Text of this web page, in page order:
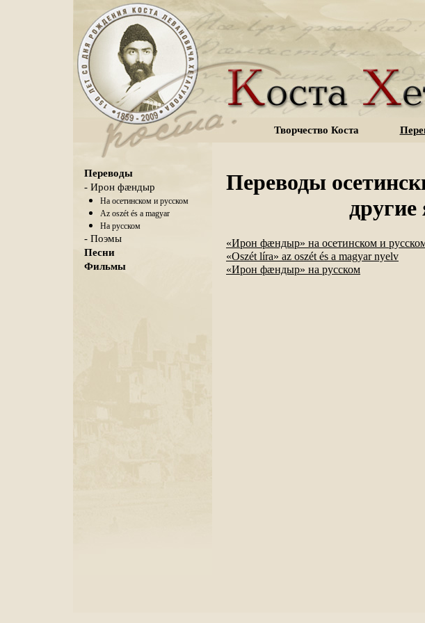
Творчество Коста
Переводы
- Ирон фæндыр
На осетинском и русском
Az oszét és a magyar
На русском
- Поэмы
Песни
Фильмы
Переводы
«Ирон фæндыр» на осетинском и
«Oszét líra» az oszét és a magyar nyelv
«Ирон фæндыр» на русском